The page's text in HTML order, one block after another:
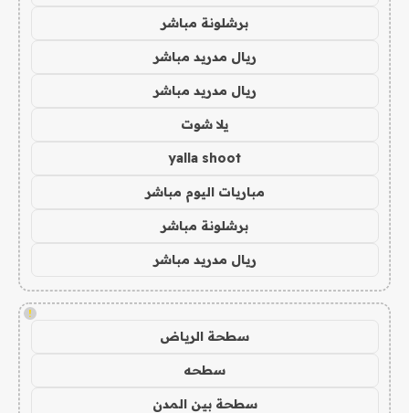
برشلونة مباشر
ريال مدريد مباشر
ريال مدريد مباشر
يلا شوت
yalla shoot
مباريات اليوم مباشر
برشلونة مباشر
ريال مدريد مباشر
!
سطحة الرياض
سطحه
سطحة بين المدن